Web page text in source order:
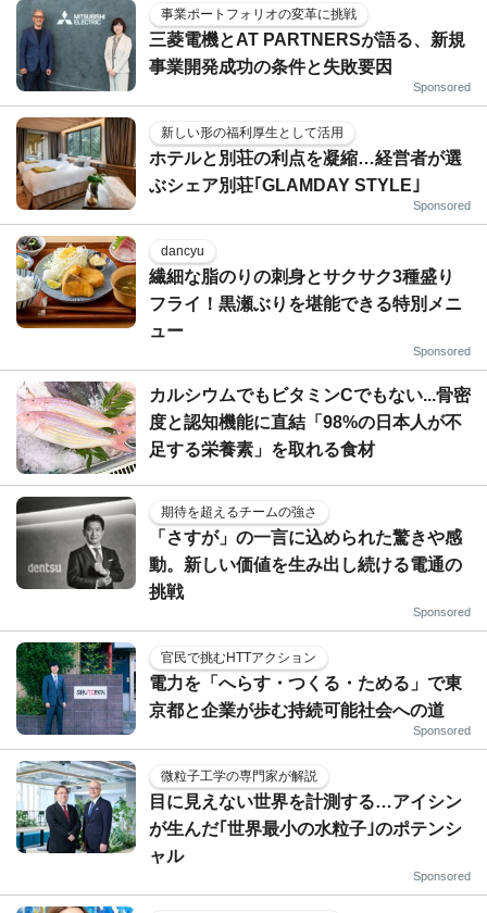
事業ポートフォリオの変革に挑戦
三菱電機とAT PARTNERSが語る、新規
事業開発成功の条件と失敗要因
Sponsored
新しい形の福利厚生として活用
ホテルと別荘の利点を凝縮…経営者が選
ぶシェア別荘｢GLAMDAY STYLE｣
Sponsored
dancyu
繊細な脂のりの刺身とサクサク3種盛り
フライ！黒瀬ぶりを堪能できる特別メニ
ュー
Sponsored
カルシウムでもビタミンCでもない...骨密
度と認知機能に直結「98%の日本人が不
足する栄養素」を取れる食材
期待を超えるチームの強さ
「さすが」の一言に込められた驚きや感
動。新しい価値を生み出し続ける電通の
挑戦
Sponsored
官民で挑むHTTアクション
電力を「へらす・つくる・ためる」で東
京都と企業が歩む持続可能社会への道
Sponsored
微粒子工学の専門家が解説
目に見えない世界を計測する…アイシン
が生んだ｢世界最小の水粒子｣のポテンシ
ャル
Sponsored